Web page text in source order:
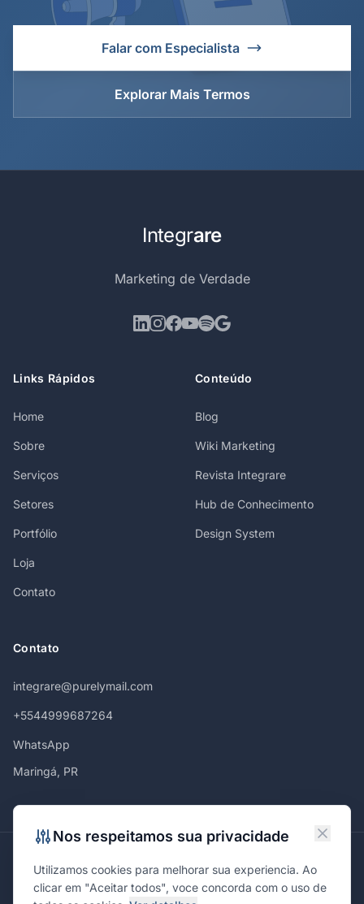
Falar com Especialista
Explorar Mais Termos
Integrare
Marketing de Verdade
Links Rápidos
Home
Sobre
Serviços
Setores
Portfólio
Loja
Contato
Conteúdo
Blog
Wiki Marketing
Revista Integrare
Hub de Conhecimento
Design System
Contato
integrare@purelymail.com
+5544999687264
WhatsApp
Maringá, PR
MaringáCuritibaSão PauloLondrinaCascavelPonta Grossa
Nos respeitamos sua privacidade
Utilizamos cookies para melhorar sua experiencia. Ao
clicar em "Aceitar todos", voce concorda com o uso de